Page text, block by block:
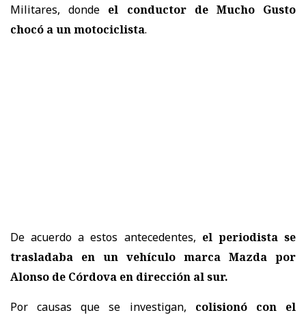
Militares, donde el conductor de Mucho Gusto
chocó a un motociclista.
De acuerdo a estos antecedentes, el periodista se
trasladaba en un vehículo marca Mazda por
Alonso de Córdova en dirección al sur.
Por causas que se investigan, colisionó con el